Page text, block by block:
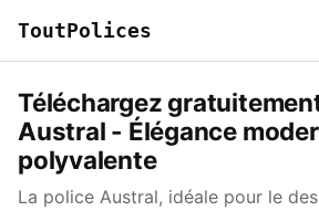
ToutPolices
Téléchargez
Austral - Élégance
polyvalente
La police Austral, idéale pour le